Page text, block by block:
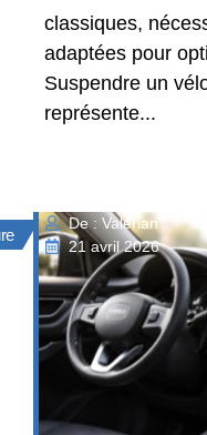
classiques,
adaptées pour
Suspendre un
représente...
De : Valérian
21 avril 2026